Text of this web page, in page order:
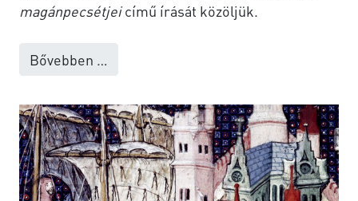
magánpecsétjeicímű írását közöljük.
Bővebben …